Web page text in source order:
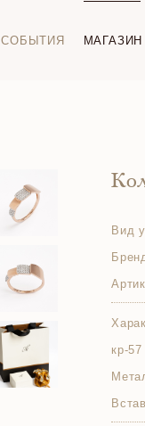
СОБЫТИЯ МАГАЗИН
Вид
кр-